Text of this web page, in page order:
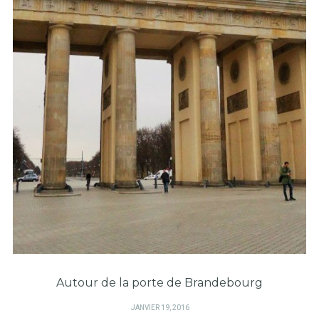
Autour de la porte de Brandebourg
PUBLIÉ
JANVIER 19, 2016